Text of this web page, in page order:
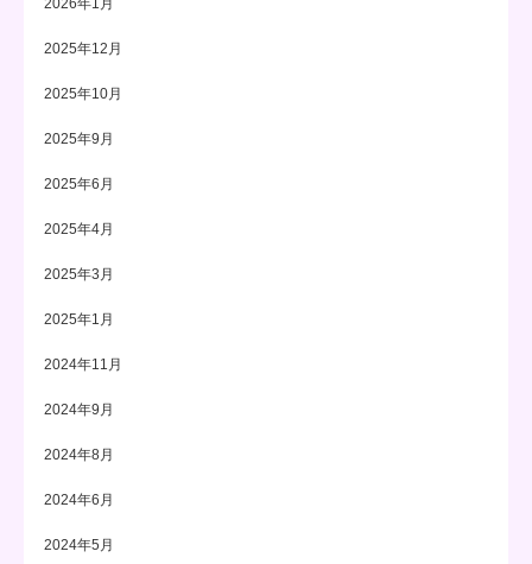
2025年12月
2025年10月
2025年9月
2025年6月
2025年4月
2025年3月
2025年1月
2024年11月
2024年9月
2024年8月
2024年6月
2024年5月